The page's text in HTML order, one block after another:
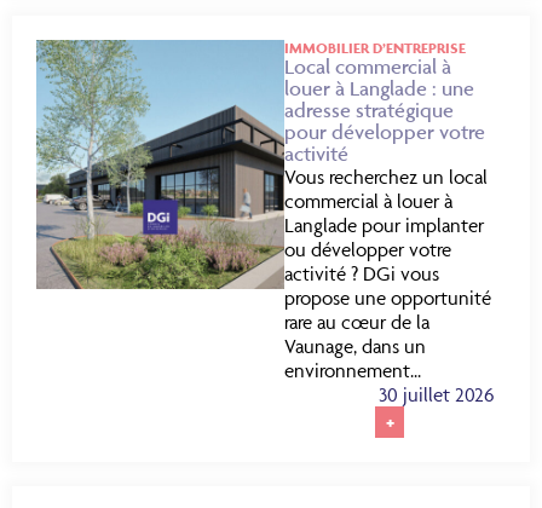
IMMOBILIER D’ENTREPRISE
Local commercial à
louer à Langlade : une
adresse stratégique
pour développer votre
activité
Vous recherchez un local
commercial à louer à
Langlade pour implanter
ou développer votre
activité ? DGi vous
propose une opportunité
rare au cœur de la
Vaunage, dans un
environnement...
30 juillet 2026
+